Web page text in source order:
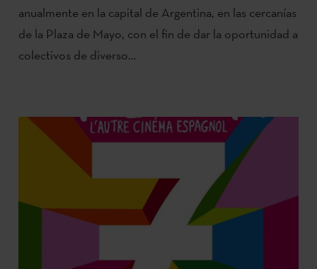
anualmente en la capital de Argentina, en las cercanías
de la Plaza de Mayo, con el fin de dar la oportunidad a
colectivos de diverso...